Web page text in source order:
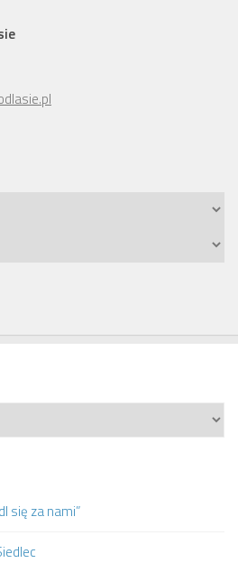
się za nami”